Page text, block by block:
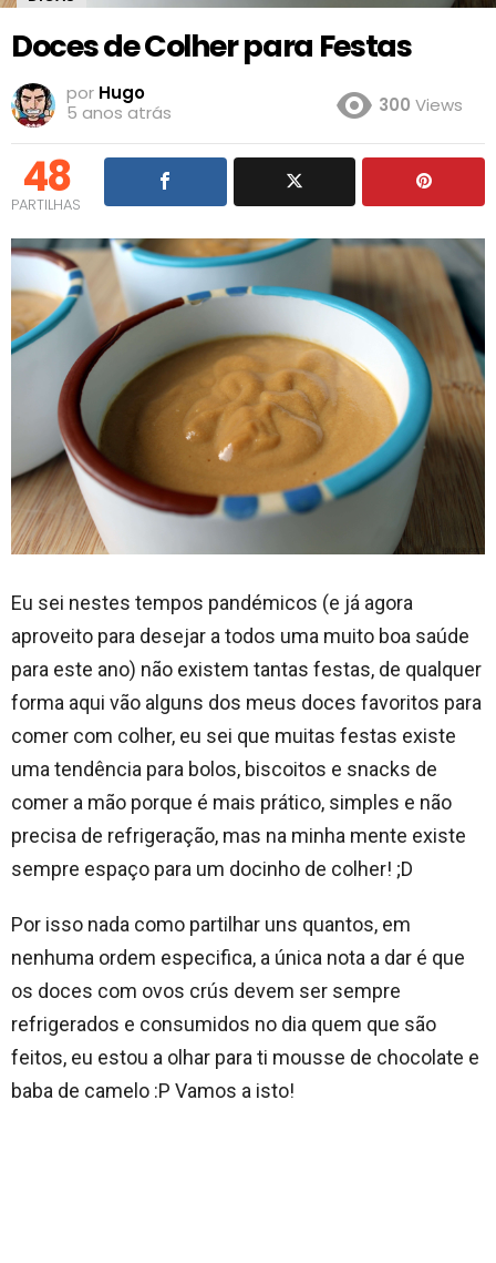
Doces de Colher para Festas
por Hugo
5 anos atrás
300 Views
48
PARTILHAS
Eu sei nestes tempos pandémicos (e já agora
aproveito para desejar a todos uma muito boa saúde
para este ano) não existem tantas festas, de qualquer
forma aqui vão alguns dos meus doces favoritos para
comer com colher, eu sei que muitas festas existe
uma tendência para bolos, biscoitos e snacks de
comer a mão porque é mais prático, simples e não
precisa de refrigeração, mas na minha mente existe
sempre espaço para um docinho de colher! ;D
Por isso nada como partilhar uns quantos, em
nenhuma ordem especifica, a única nota a dar é que
os doces com ovos crús devem ser sempre
refrigerados e consumidos no dia quem que são
feitos, eu estou a olhar para ti mousse de chocolate e
baba de camelo :P Vamos a isto!